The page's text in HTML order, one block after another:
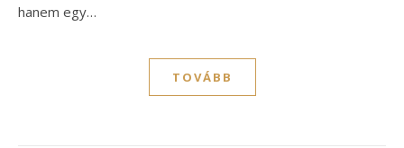
hanem egy…
TOVÁBB